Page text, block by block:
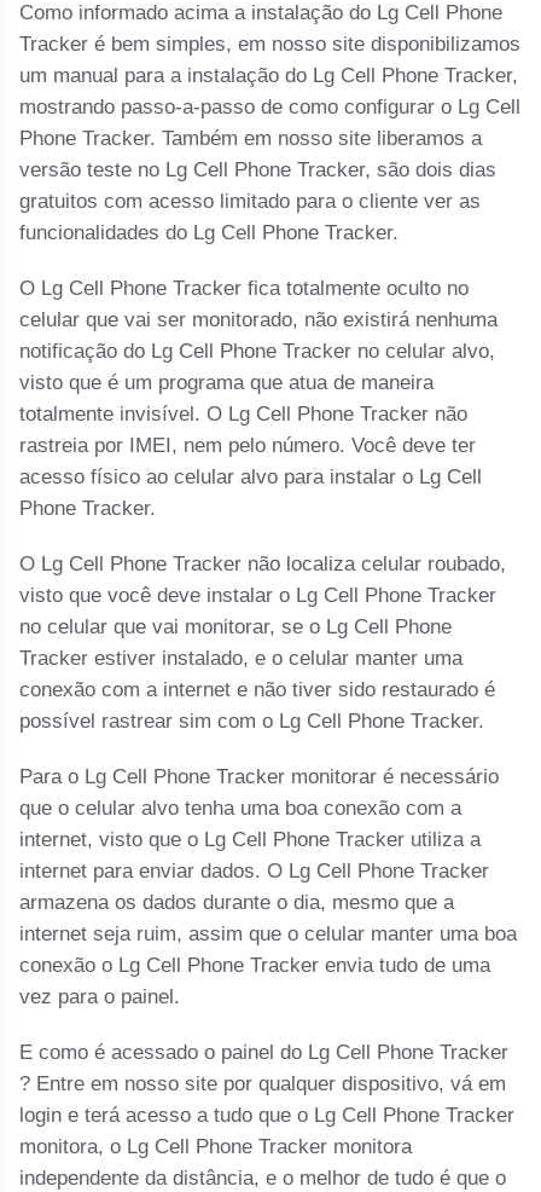
Como informado acima a instalação do Lg Cell Phone
Tracker é bem simples, em nosso site disponibilizamos
um manual para a instalação do Lg Cell Phone Tracker,
mostrando passo-a-passo de como configurar o Lg Cell
Phone Tracker. Também em nosso site liberamos a
versão teste no Lg Cell Phone Tracker, são dois dias
gratuitos com acesso limitado para o cliente ver as
funcionalidades do Lg Cell Phone Tracker.
O Lg Cell Phone Tracker fica totalmente oculto no
celular que vai ser monitorado, não existirá nenhuma
notificação do Lg Cell Phone Tracker no celular alvo,
visto que é um programa que atua de maneira
totalmente invisível. O Lg Cell Phone Tracker não
rastreia por IMEI, nem pelo número. Você deve ter
acesso físico ao celular alvo para instalar o Lg Cell
Phone Tracker.
O Lg Cell Phone Tracker não localiza celular roubado,
visto que você deve instalar o Lg Cell Phone Tracker
no celular que vai monitorar, se o Lg Cell Phone
Tracker estiver instalado, e o celular manter uma
conexão com a internet e não tiver sido restaurado é
possível rastrear sim com o Lg Cell Phone Tracker.
Para o Lg Cell Phone Tracker monitorar é necessário
que o celular alvo tenha uma boa conexão com a
internet, visto que o Lg Cell Phone Tracker utiliza a
internet para enviar dados. O Lg Cell Phone Tracker
armazena os dados durante o dia, mesmo que a
internet seja ruim, assim que o celular manter uma boa
conexão o Lg Cell Phone Tracker envia tudo de uma
vez para o painel.
E como é acessado o painel do Lg Cell Phone Tracker
? Entre em nosso site por qualquer dispositivo, vá em
login e terá acesso a tudo que o Lg Cell Phone Tracker
monitora, o Lg Cell Phone Tracker monitora
independente da distância, e o melhor de tudo é que o